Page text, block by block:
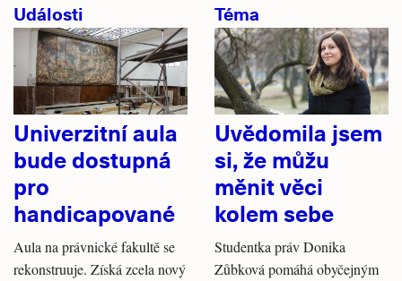
Události
Univerzitní aula
bude dostupná
pro
handicapované
Aula na právnické fakultě se
rekonstruuje. Získá zcela nový
Téma
Uvědomila jsem
si, že můžu
měnit věci
kolem sebe
Studentka práv Donika
Zůbková pomáhá obyčejným